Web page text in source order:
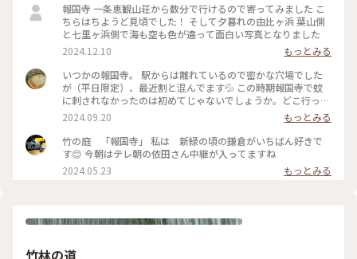
報国寺 一条恵観山荘から数分で行けるので寄ってみました こ
ちらはちようど見頃でした！ そして夕暮れの由比ヶ浜 葉山側
と七里ヶ浜側で海も空も色が違って面白い写真となりました
2024.12.10
もっとみる
いつかの報国寺。 駅からは離れているので密かな穴場でした
が（平日限定）、最近割と混んでます💦 この時期報国寺で蚊
に刺されなかったのは初めてじゃないでしょうか。どこ行っ
た〜🦟 #ことりっぷ旅2024 #鎌倉
2024.09.20
もっとみる
竹の庭 「報国寺」 私は 新緑の頃の鎌倉がいちばん好きで
す😊 今朝はテレ朝の依田さん中継が入ってますね
2024.05.23
もっとみる
竹林の道